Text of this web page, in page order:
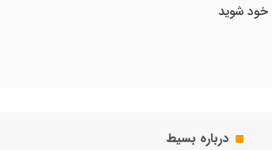
خود شوید
درباره بسیط